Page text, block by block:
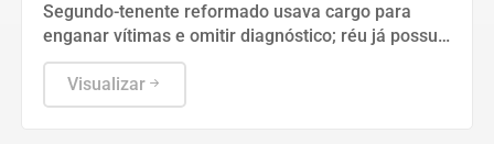
Segundo-tenente reformado usava cargo para
enganar vítimas e omitir diagnóstico; réu já possui
condenação de seis anos na Justiça comum.
Visualizar